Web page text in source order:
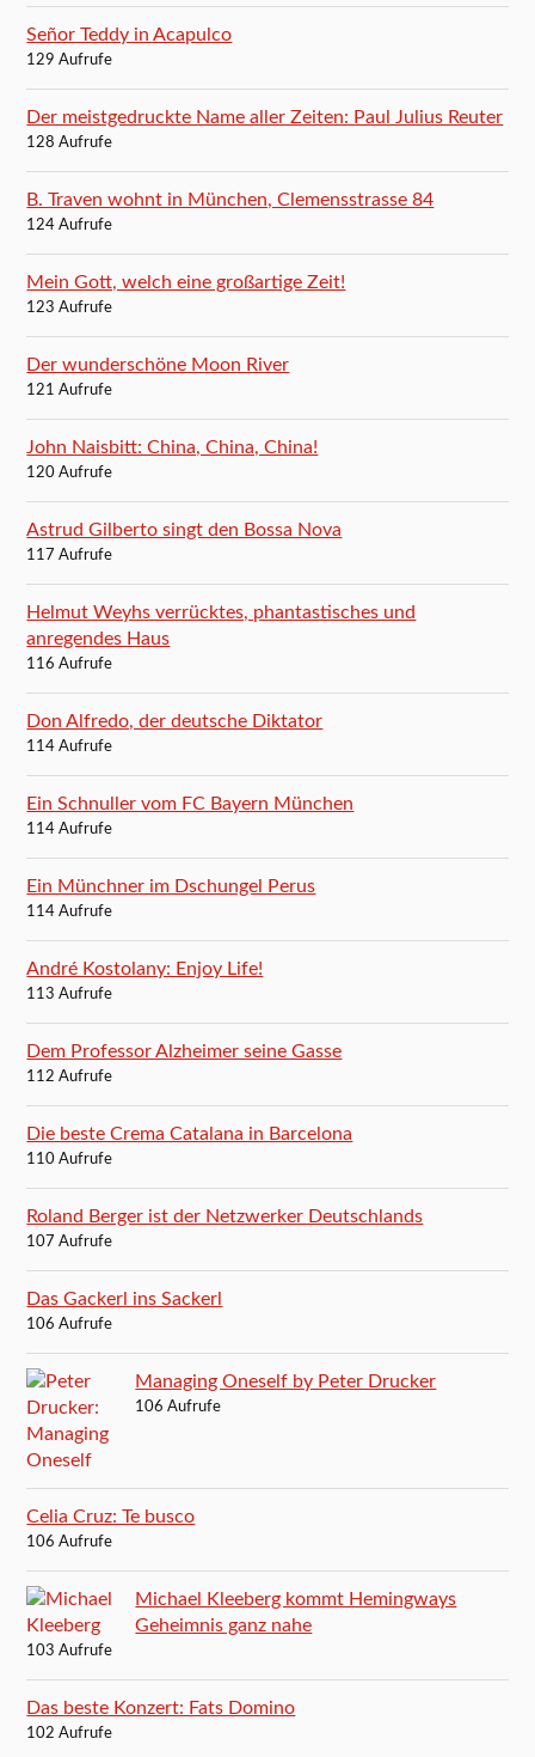
Señor Teddy in Acapulco
129 Aufrufe
Der meistgedruckte Name aller Zeiten: Paul Julius Reuter
128 Aufrufe
B. Traven wohnt in München, Clemensstrasse 84
124 Aufrufe
Mein Gott, welch eine großartige Zeit!
123 Aufrufe
Der wunderschöne Moon River
121 Aufrufe
John Naisbitt: China, China, China!
120 Aufrufe
Astrud Gilberto singt den Bossa Nova
117 Aufrufe
Helmut Weyhs verrücktes, phantastisches und
anregendes Haus
116 Aufrufe
Don Alfredo, der deutsche Diktator
114 Aufrufe
Ein Schnuller vom FC Bayern München
114 Aufrufe
Ein Münchner im Dschungel Perus
114 Aufrufe
André Kostolany: Enjoy Life!
113 Aufrufe
Dem Professor Alzheimer seine Gasse
112 Aufrufe
Die beste Crema Catalana in Barcelona
110 Aufrufe
Roland Berger ist der Netzwerker Deutschlands
107 Aufrufe
Das Gackerl ins Sackerl
106 Aufrufe
Managing Oneself by Peter Drucker
106 Aufrufe
Celia Cruz: Te busco
106 Aufrufe
Michael Kleeberg kommt Hemingways
Geheimnis ganz nahe
103 Aufrufe
Das beste Konzert: Fats Domino
102 Aufrufe